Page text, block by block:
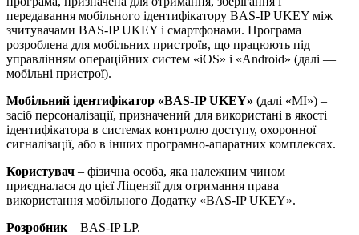
передавання мобільного ідентифікатору BAS-IP UKEY між
зчитувачами BAS-IP UKEY і смартфонами. Програма
розроблена для мобільних пристроїв, що працюють під
управлінням операційних систем «iOS» і «Android» (далі —
мобільні пристрої).
Мобільний ідентифікатор «BAS-IPUKEY» (далі «МІ») –
засіб персоналізації, призначений для використані в якості
ідентифікатора в системах контролю доступу, охоронної
сигналізації, або в інших програмно-апаратних комплексах.
Користувач – фізична особа, яка належним чином
приєдналася до цієї Ліцензії для отримання права
використання мобільного Додатку «BAS-IP UKEY».
Розробник – BAS-IP LP.